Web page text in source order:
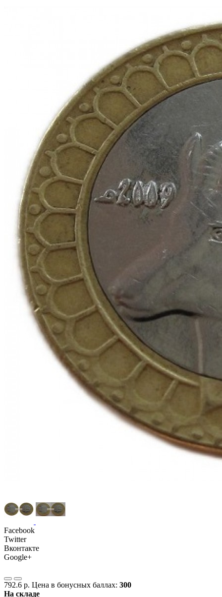
Facebook
Twitter
Вконтакте
Google+
792.6 р. Цена в бонусных баллах: 300
На складе